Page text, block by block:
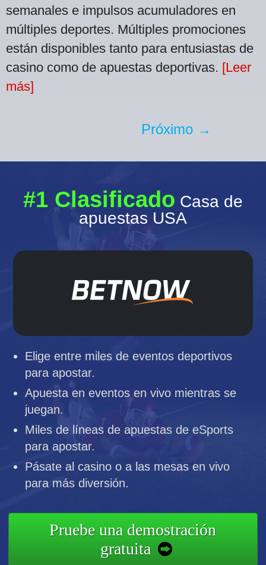
semanales e impulsos acumuladores en
múltiples deportes. Múltiples promociones
están disponibles tanto para entusiastas de
casino como de apuestas deportivas. [Leer
más]
Próximo →
#1 Clasificado Casa de
apuestas USA
Elige entre miles de eventos deportivos
para apostar.
Apuesta en eventos en vivo mientras se
juegan.
Miles de líneas de apuestas de eSports
para apostar.
Pásate al casino o a las mesas en vivo
para más diversión.
Pruebe una demostración
gratuita